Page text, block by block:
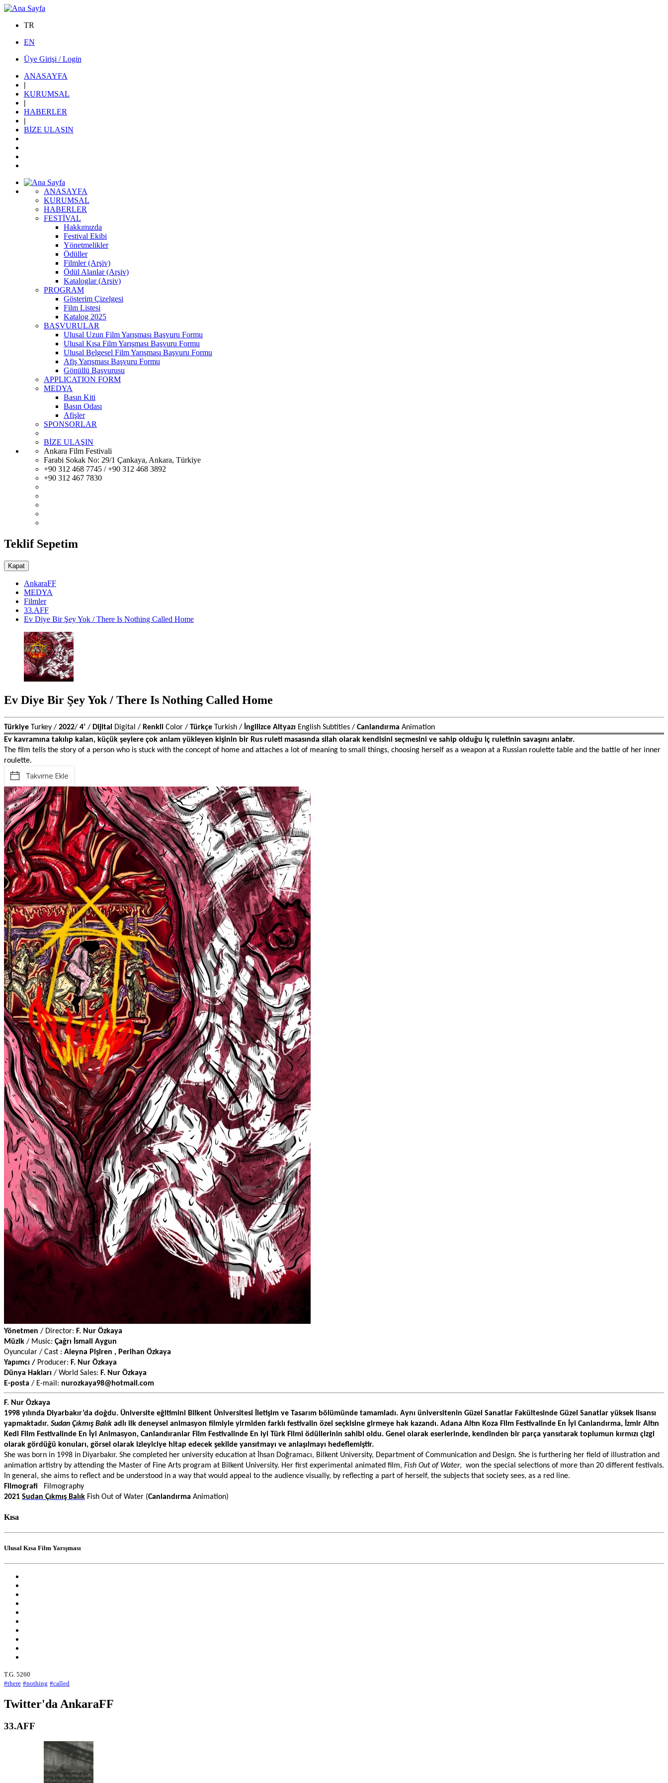
TR
EN
Üye Girişi / Login
ANASAYFA
|
KURUMSAL
|
HABERLER
|
BİZE ULAŞIN
ANASAYFA
KURUMSAL
HABERLER
FESTİVAL
Hakkımızda
Festival Ekibi
Yönetmelikler
Ödüller
Filmler (Arşiv)
Ödül Alanlar (Arşiv)
Kataloglar (Arşiv)
PROGRAM
Gösterim Çizelgesi
Film Listesi
Katalog 2025
BAŞVURULAR
Ulusal Uzun Film Yarışması Başvuru Formu
Ulusal Kısa Film Yarışması Başvuru Formu
Ulusal Belgesel Film Yarışması Başvuru Formu
Afiş Yarışması Başvuru Formu
Gönüllü Başvurusu
APPLICATION FORM
MEDYA
Basın Kiti
Basın Odası
Afişler
SPONSORLAR
BİZE ULAŞIN
Ankara Film Festivali
Farabi Sokak No: 29/1 Çankaya, Ankara, Türkiye
+90 312 468 7745 / +90 312 468 3892
+90 312 467 7830
Teklif Sepetim
Kapat
AnkaraFF
MEDYA
Filmler
33.AFF
Ev Diye Bir Şey Yok / There Is Nothing Called Home
Ev Diye Bir Şey Yok / There Is Nothing Called Home
Türkiye Turkey / 2022/ 4’ / Dijital Digital / Renkli Color / Türkçe Turkish / İngilizce Altyazı English Subtitles / Canlandırma Animation
Ev kavramına takılıp kalan, küçük şeylere çok anlam yükleyen kişinin bir Rus ruleti masasında silah olarak kendisini seçmesini ve sahip olduğu iç ruletinin savaşını anlatır.
The film tells the story of a person who is stuck with the concept of home and attaches a lot of meaning to small things, choosing herself as a weapon at a Russian roulette table and the battle of her inner
roulette.
Takvime Ekle
Yönetmen / Director: F. Nur Özkaya
Müzik / Music: Çağrı İsmail Aygun
Oyuncular / Cast : Aleyna Pişiren , Perihan Özkaya
Yapımcı / Producer: F. Nur Özkaya
Dünya Hakları / World Sales: F. Nur Özkaya
E-posta / E-mail: nurozkaya98@hotmail.com
F. Nur Özkaya
1998 yılında Diyarbakır’da doğdu. Üniversite eğitimini Bilkent Üniversitesi İletişim ve Tasarım bölümünde tamamladı. Aynı üniversitenin Güzel Sanatlar Fakültesinde Güzel Sanatlar yüksek lisansı
yapmaktadır. Sudan Çıkmış Balık adlı ilk deneysel animasyon filmiyle yirmiden farklı festivalin özel seçkisine girmeye hak kazandı. Adana Altın Koza Film Festivalinde En İyi Canlandırma, İzmir Altın
Kedi Film Festivalinde En İyi Animasyon, Canlandıranlar Film Festivalinde En iyi Türk Filmi ödüllerinin sahibi oldu. Genel olarak eserlerinde, kendinden bir parça yansıtarak toplumun kırmızı çizgi
olarak gördüğü konuları, görsel olarak izleyiciye hitap edecek şekilde yansıtmayı ve anlaşılmayı hedeflemiştir.
She was born in 1998 in Diyarbakır. She completed her university education at İhsan Doğramacı, Bilkent University, Department of Communication and Design. She is furthering her field of illustration and
animation artistry by attending the Master of Fine Arts program at Bilkent University. Her first experimental animated film, Fish Out of Water,  won the special selections of more than 20 different festivals.
In general, she aims to reflect and be understood in a way that would appeal to the audience visually, by reflecting a part of herself, the subjects that society sees, as a red line.
Filmografi Filmography
2021 Sudan Çıkmış Balık Fish Out of Water (Canlandırma Animation)
Kısa
Ulusal Kısa Film Yarışması
T.G. 5260
#there #nothing #called
Twitter'da AnkaraFF
33.AFF